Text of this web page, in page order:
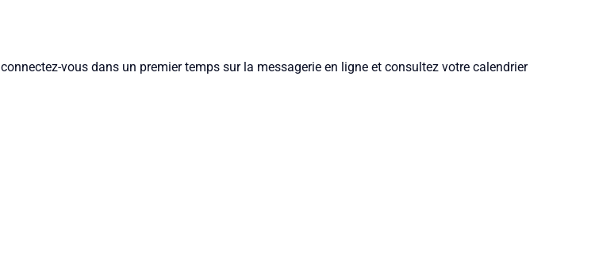
vous dans un premier temps sur la messagerie en ligne et consultez votre calendrier